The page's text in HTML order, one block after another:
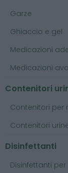
Garze
Ghiaccio e gel
Medicazioni
Medicazioni
Contenitori
Contenitori per
Contenitori
Disinfettanti
Disinfettanti